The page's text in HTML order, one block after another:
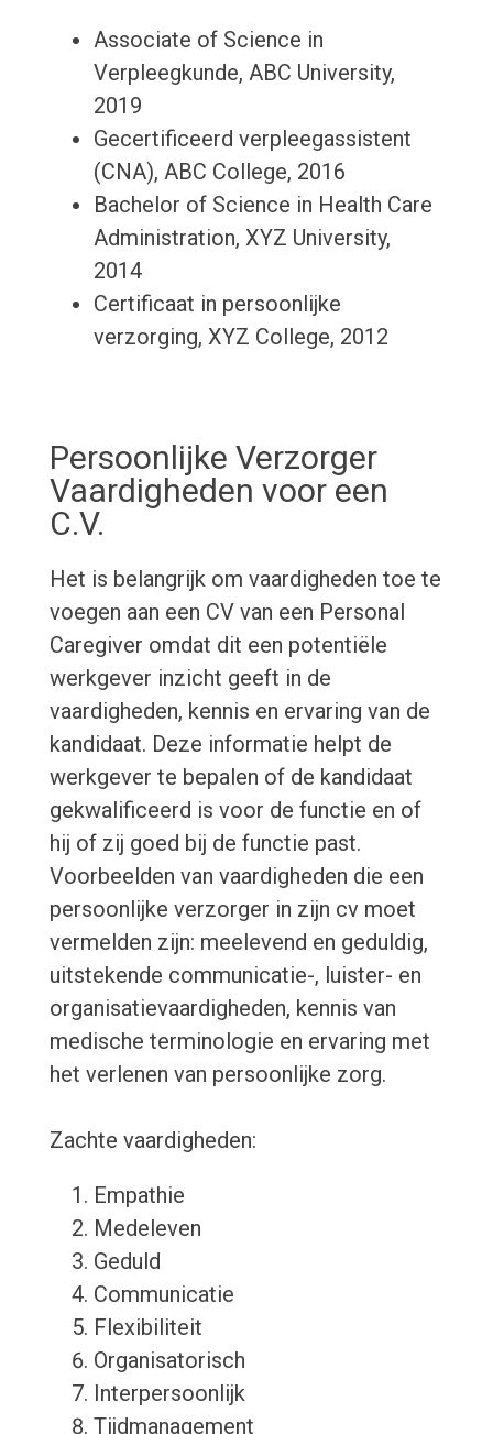
Associate of Science in
Verpleegkunde, ABC University,
2019
Gecertificeerd verpleegassistent
(CNA), ABC College, 2016
Bachelor of Science in Health Care
Administration, XYZ University,
2014
Certificaat in persoonlijke
verzorging, XYZ College, 2012
Persoonlijke Verzorger
Vaardigheden voor een
C.V.
Het is belangrijk om vaardigheden toe te
voegen aan een CV van een Personal
Caregiver omdat dit een potentiële
werkgever inzicht geeft in de
vaardigheden, kennis en ervaring van de
kandidaat. Deze informatie helpt de
werkgever te bepalen of de kandidaat
gekwalificeerd is voor de functie en of
hij of zij goed bij de functie past.
Voorbeelden van vaardigheden die een
persoonlijke verzorger in zijn cv moet
vermelden zijn: meelevend en geduldig,
uitstekende communicatie-, luister- en
organisatievaardigheden, kennis van
medische terminologie en ervaring met
het verlenen van persoonlijke zorg.
Zachte vaardigheden:
Empathie
Medeleven
Geduld
Communicatie
Flexibiliteit
Organisatorisch
Interpersoonlijk
Tijdmanagement